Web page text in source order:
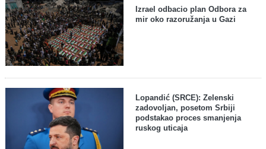
Izrael odbacio plan Odbora za
mir oko razoružanja u Gazi
Lopandić (SRCE): Zelenski
zadovoljan, posetom Srbiji
podstakao proces smanjenja
ruskog uticaja